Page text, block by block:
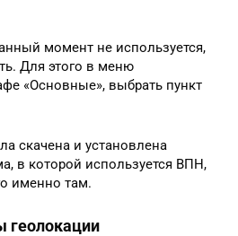
момент не используется,
Для этого в меню
«Основные», выбрать пункт
скачена и установлена
в которой используется ВПН,
именно там.
геолокации